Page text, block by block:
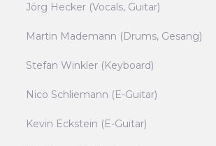
Jörg Hecker (Vocals, Guitar)
Martin Mademann (Drums, Gesang)
Stefan Winkler (Keyboard)
Nico Schliemann (E-Guitar)
Kevin Eckstein (E-Guitar)